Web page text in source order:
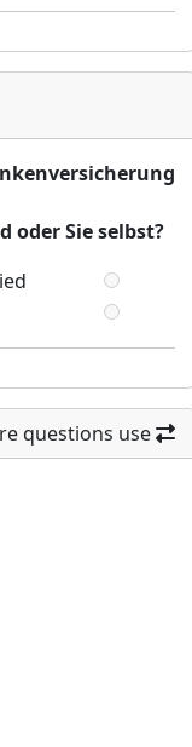
oder Sie selbst?
questions use